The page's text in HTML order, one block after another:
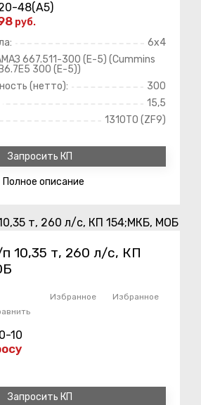
48(A5)
руб.
6х4
667.511-300 (Е-5) (Cummins
300 (Е-5))
(нетто):
300
15,5
1310ТО (ZF9)
Запросить КП
Полное описание
п 10,35 т, 260 л/с, КП
Избранное
Избранное
10
Запросить КП